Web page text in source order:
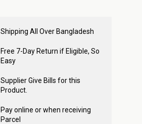
Shipping All Over Bangladesh
Free 7-Day Return if Eligible, So
Easy
Supplier Give Bills for this
Product.
Pay online or when receiving
Parcel